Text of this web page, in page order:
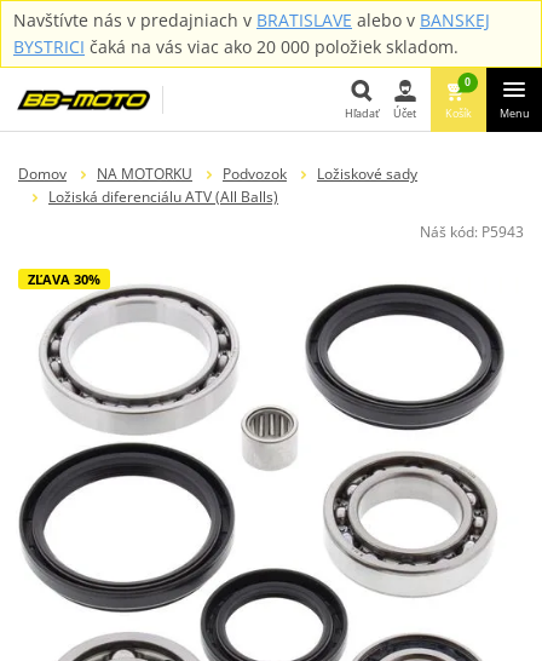
Navštívte nás v predajniach v BRATISLAVE alebo v BANSKEJ
BYSTRICI čaká na vás viac ako 20 000 položiek skladom.
Hľadať Účet
0
Košík Menu
Domov NA MOTORKU Podvozok
Ložiskové sady
Ložiská diferenciálu ATV (All Balls)
Náš kód: P5943
ZĽAVA 30%